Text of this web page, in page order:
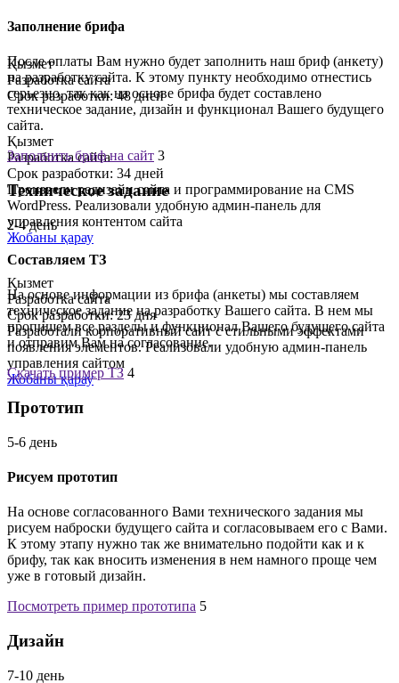
Қызмет
Разработка сайта
Срок разработки: 48 дней
Қызмет
Разработка сайта
Срок разработки: 34 дней
Произвели редизайн сайта и программирование на CMS
WordPress. Реализовали удобную админ-панель для
управления контентом сайта
Жобаны қарау
Қызмет
Разработка сайта
Срок разработки: 23 дня
Разработали корпоративный сайт с стильными эффектами
появления элементов. Реализовали удобную админ-панель
управления сайтом
Жобаны қарау
Заполнение брифа
После оплаты Вам нужно будет заполнить наш бриф (анкету)
на разработку сайта. К этому пункту необходимо отнестись
серьезно, так как на основе брифа будет составлено
техническое задание, дизайн и функционал Вашего будущего
сайта.
Заполнить бриф на сайт 3
Техническое задание
2-4 день
Составляем ТЗ
На основе информации из брифа (анкеты) мы составляем
техническое задание на разработку Вашего сайта. В нем мы
пропишем все разделы и функционал Вашего будущего сайта
и отправим Вам на согласование.
Скачать пример ТЗ 4
Прототип
5-6 день
Рисуем прототип
На основе согласованного Вами технического задания мы
рисуем наброски будущего сайта и согласовываем его с Вами.
К этому этапу нужно так же внимательно подойти как и к
брифу, так как вносить изменения в нем намного проще чем
уже в готовый дизайн.
Посмотреть пример прототипа 5
Дизайн
7-10 день